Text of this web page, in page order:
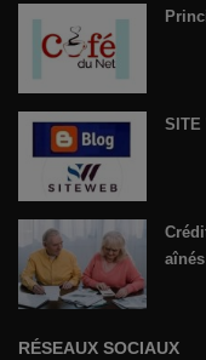
SITE
aînés
RÉSEAUX SOCIAUX